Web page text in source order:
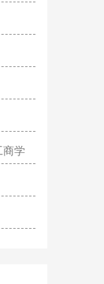
商学